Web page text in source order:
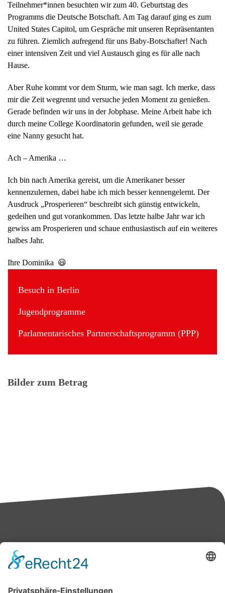
Teilnehmer*innen besuchten wir zum 40. Geburtstag des
Programms die Deutsche Botschaft. Am Tag darauf ging es zum
United States Capitol, um Gespräche mit unseren Repräsentanten
zu führen. Ziemlich aufregend für uns Baby-Botschafter! Nach
einer intensiven Zeit und viel Austausch ging es für alle nach
Hause.
Aber Ruhe kommt vor dem Sturm, wie man sagt. Ich merke, dass
mir die Zeit wegrennt und versuche jeden Moment zu genießen.
Gerade befinden wir uns in der Jobphase. Meine Arbeit habe ich
durch meine College Koordinatorin gefunden, weil sie gerade
eine Nanny gesucht hat.
Ach – Amerika …
Ich bin nach Amerika gereist, um die Amerikaner besser
kennenzulernen, dabei habe ich mich besser kennengelernt. Der
Ausdruck „Prosperieren“ beschreibt sich günstig entwickeln,
gedeihen und gut vorankommen. Das letzte halbe Jahr war ich
gewiss am Prosperieren und schaue enthusiastisch auf ein weiteres
halbes Jahr.
Ihre Dominika 😃
Besuch in Berlin
Jugendprogramme
Parlamentarisches Partnerschaftsprogramm (PPP)
Bilder zum Betrag
Bärbel Bas
Mitglied des Deutschen Bundestages